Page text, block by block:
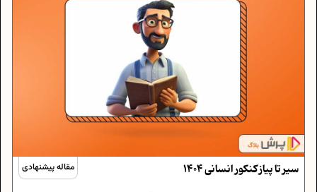
مقاله پیشنهادی سیر تا پیاز کنکور انسانی 1404